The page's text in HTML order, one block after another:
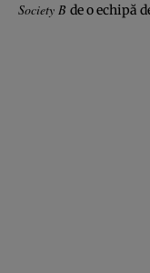
Society B de o echipă